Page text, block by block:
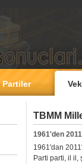
Partiler
TBMM
1961'den
1961'dan
Parti parti, il il,